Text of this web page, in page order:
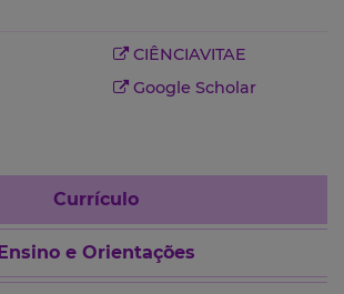
CIÊNCIAVITAE
Google Scholar
Currículo
Ensino e Orientações